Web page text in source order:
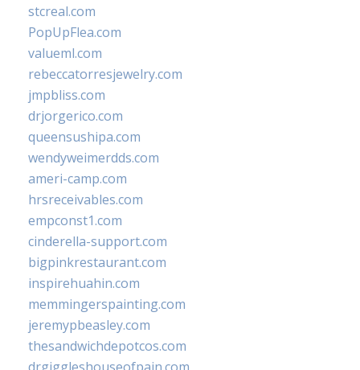
stcreal.com
PopUpFlea.com
valueml.com
rebeccatorresjewelry.com
jmpbliss.com
drjorgerico.com
queensushipa.com
wendyweimerdds.com
ameri-camp.com
hrsreceivables.com
empconst1.com
cinderella-support.com
bigpinkrestaurant.com
inspirehuahin.com
memmingerspainting.com
jeremypbeasley.com
thesandwichdepotcos.com